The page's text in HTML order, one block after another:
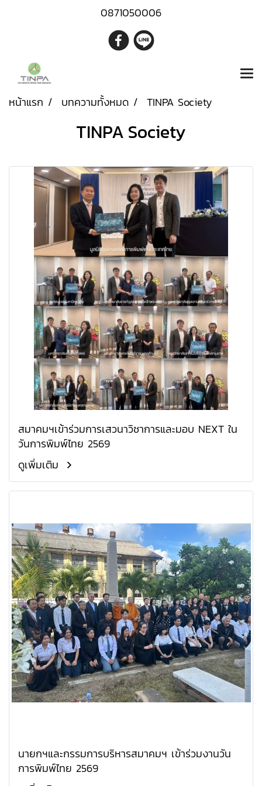
0871050006
หน้าแรก บทความทั้งหมด TINPA Society
TINPA Society
สมาคมฯเข้าร่วมการเสวนาวิชาการและมอบ NEXT ใน
วันการพิมพ์ไทย 2569
ดูเพิ่มเติม
นายกฯและกรรมการบริหารสมาคมฯ เข้าร่วมงานวัน
การพิมพ์ไทย 2569